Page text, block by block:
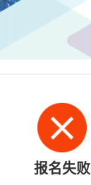
报名失败